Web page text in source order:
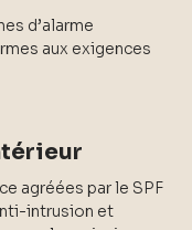
d’alarme
aux exigences
agréées par le SPF
intrusion et